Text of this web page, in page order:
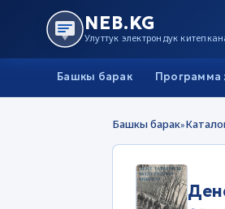
NEB.KG
Улуттук электрондук
Башкы барак Программа
Башкы барак»